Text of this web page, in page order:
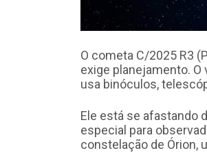
O cometa C/2025 R3
exige planejamento.
usa binóculos,
Ele está se afastando
especial para
constelação de Órion,